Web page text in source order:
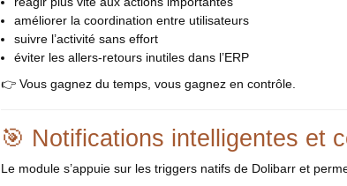
améliorer la coordination entre utilisateurs
suivre l’activité sans effort
éviter les allers-retours inutiles dans l’ERP
👉 Vous gagnez du temps, vous gagnez en contrôle.
🎯 Notifications intelligentes et
Le module s’appuie sur les triggers natifs de Dolibarr et